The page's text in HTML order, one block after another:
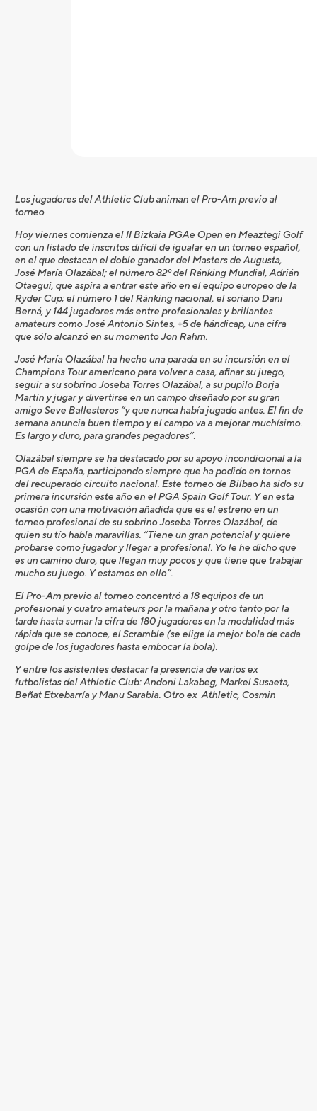
Los jugadores del Athletic Club animan el Pro-Am previo al
torneo
Hoy viernes comienza el II Bizkaia PGAe Open en Meaztegi Golf
con un listado de inscritos difícil de igualar en un torneo español,
en el que destacan el doble ganador del Masters de Augusta,
José María Olazábal; el número 82º del Ránking Mundial, Adrián
Otaegui, que aspira a entrar este año en el equipo europeo de la
Ryder Cup; el número 1 del Ránking nacional, el soriano Dani
Berná, y 144 jugadores más entre profesionales y brillantes
amateurs como José Antonio Sintes, +5 de hándicap, una cifra
que sólo alcanzó en su momento Jon Rahm.
José María Olazábal ha hecho una parada en su incursión en el
Champions Tour americano para volver a casa, afinar su juego,
seguir a su sobrino Joseba Torres Olazábal, a su pupilo Borja
Martín y jugar y divertirse en un campo diseñado por su gran
amigo Seve Ballesteros “y que nunca había jugado antes. El fin de
semana anuncia buen tiempo y el campo va a mejorar muchísimo.
Es largo y duro, para grandes pegadores”.
Olazábal siempre se ha destacado por su apoyo incondicional a la
PGA de España, participando siempre que ha podido en tornos
del recuperado circuito nacional. Este torneo de Bilbao ha sido su
primera incursión este año en el PGA Spain Golf Tour. Y en esta
ocasión con una motivación añadida que es el estreno en un
torneo profesional de su sobrino Joseba Torres Olazábal, de
quien su tío habla maravillas. “Tiene un gran potencial y quiere
probarse como jugador y llegar a profesional. Yo le he dicho que
es un camino duro, que llegan muy pocos y que tiene que trabajar
mucho su juego. Y estamos en ello”.
El Pro-Am previo al torneo concentró a 18 equipos de un
profesional y cuatro amateurs por la mañana y otro tanto por la
tarde hasta sumar la cifra de 180 jugadores en la modalidad más
rápida que se conoce, el Scramble (se elige la mejor bola de cada
golpe de los jugadores hasta embocar la bola).
Y entre los asistentes destacar la presencia de varios ex
futbolistas del Athletic Club: Andoni Lakabeg, Markel Susaeta,
Beñat Etxebarría y Manu Sarabia. Otro ex Athletic, Cosmin